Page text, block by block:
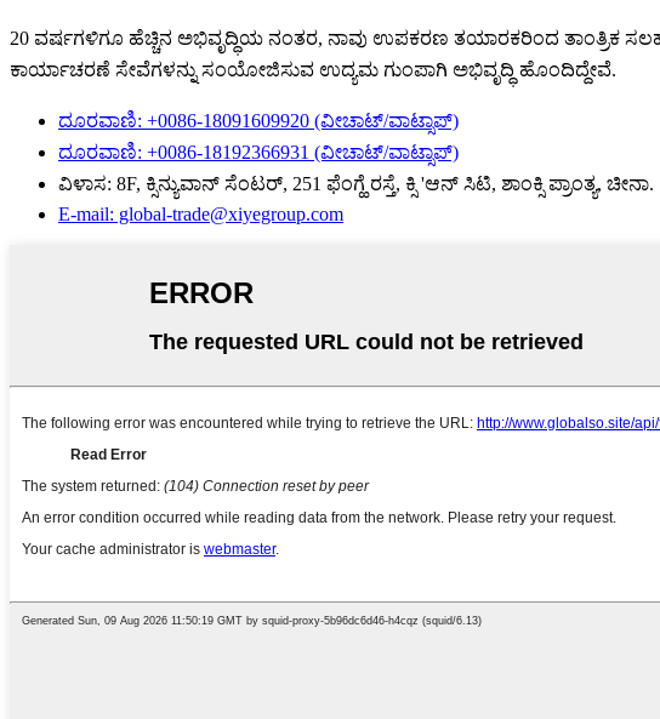
20 ವರ್ಷಗಳಿಗೂ ಹೆಚ್ಚಿನ ಅಭಿವೃದ್ಧಿಯ ನಂತರ, ನಾವು ಉಪಕರಣ ತಯಾರಕರಿಂದ ತಾಂತ್ರಿಕ
ಕಾರ್ಯಾಚರಣೆ ಸೇವೆಗಳನ್ನು ಸಂಯೋಜಿಸುವ ಉದ್ಯಮ ಗುಂಪಾಗಿ ಅಭಿವೃದ್ಧಿ ಹೊಂದಿದ್ದೇವೆ.
ದೂರವಾಣಿ: +0086-18091609920 (ವೀಚಾಟ್/ವಾಟ್ಸಾಪ್)
ದೂರವಾಣಿ: +0086-18192366931 (ವೀಚಾಟ್/ವಾಟ್ಸಾಪ್)
ವಿಳಾಸ: 8F, ಕ್ಸಿನ್ಯುವಾನ್ ಸೆಂಟರ್, 251 ಫೆಂಗ್ಹೆ ರಸ್ತೆ, ಕ್ಸಿ 'ಆನ್ ಸಿಟಿ, ಶಾಂಕ್ಸಿ ಪ್ರಾಂತ್ಯ, ಚೀನಾ.
E-mail: global-trade@xiyegroup.com